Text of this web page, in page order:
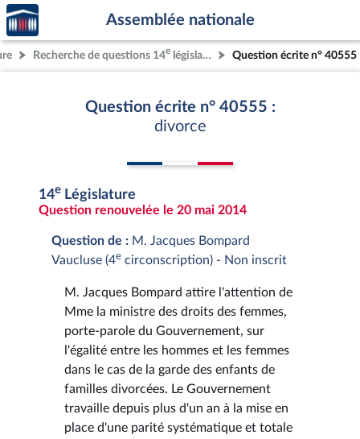
Aller au contenu
Aller en bas de la page
Accèder
à la
page
d'accueil
Assemblée nationale
Recherche de questions 14e législature Question écrite n° 40555
Question écrite n° 40555 :
divorce
14e Législature
Question renouvelée le 20 mai 2014
Question de : M. Jacques Bompard
Vaucluse (4e circonscription) - Non inscrit
M. Jacques Bompard attire l'attention de
Mme la ministre des droits des femmes,
porte-parole du Gouvernement, sur
l'égalité entre les hommes et les femmes
dans le cas de la garde des enfants de
familles divorcées. Le Gouvernement
travaille depuis plus d'un an à la mise en
place d'une parité systématique et totale